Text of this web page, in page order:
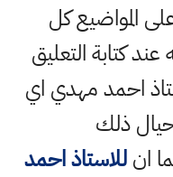
المواضيع كل
التعليق
احمد مهدي اي
ذلك
انللاستاذ احمد